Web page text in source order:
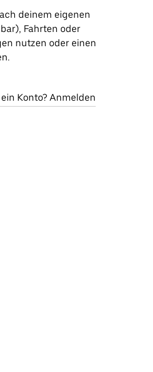
deinem eigenen
Fahrten oder
nutzen oder einen
Konto? Anmelden